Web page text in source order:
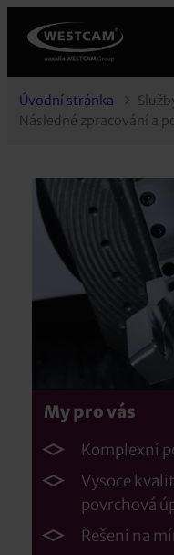
Úvodní stránka
Následné zpracování a
My pro vás
Komplexní
Vysoce
povrchová
Řešení na